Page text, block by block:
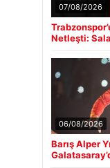
07/08/2026
Netleşti:
06/08/2026
Barış Alper